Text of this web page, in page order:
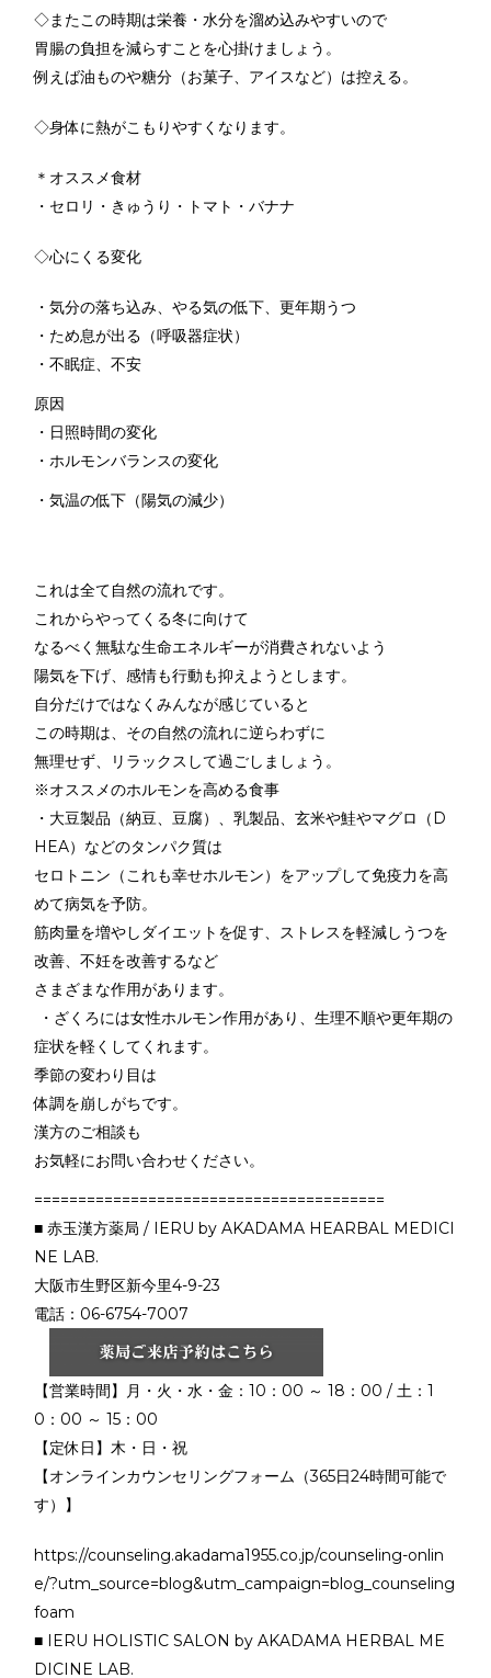
◇またこの時期は栄養・水分を溜め込みやすいので
胃腸の負担を減らすことを心掛けましょう。
例えば油ものや糖分（お菓子、アイスなど）は控える。
◇身体に熱がこもりやすくなります。
＊オススメ食材
・セロリ・きゅうり・トマト・バナナ
◇心にくる変化
・気分の落ち込み、やる気の低下、更年期うつ
・ため息が出る（呼吸器症状）
・不眠症、不安
原因
・日照時間の変化
・ホルモンバランスの変化
・気温の低下（陽気の減少）
これは全て自然の流れです。
これからやってくる冬に向けて
なるべく無駄な生命エネルギーが消費されないよう
陽気を下げ、感情も行動も抑えようとします。
自分だけではなくみんなが感じていると
この時期は、その自然の流れに逆らわずに
無理せず、リラックスして過ごしましょう。
※オススメのホルモンを高める食事
・大豆製品（納豆、豆腐）、乳製品、玄米や鮭やマグロ（D
HEA）などのタンパク質は
セロトニン（これも幸せホルモン）をアップして免疫力を高
めて病気を予防。
筋肉量を増やしダイエットを促す、ストレスを軽減しうつを
改善、不妊を改善するなど
さまざまな作用があります。
・ざくろには女性ホルモン作用があり、生理不順や更年期の
症状を軽くしてくれます。
季節の変わり目は
体調を崩しがちです。
漢方のご相談も
お気軽にお問い合わせください。
========================================
■ 赤玉漢方薬局 / IERU by AKADAMA HEARBAL MEDICI
NE LAB.
大阪市生野区新今里4-9-23
電話：06-6754-7007
【営業時間】月・火・水・金：10：00 ～ 18：00 / 土：1
0：00 ～ 15：00
【定休日】木・日・祝
【オンラインカウンセリングフォーム（365日24時間可能で
す）】
https://counseling.akadama1955.co.jp/counseling-onlin
e/?utm_source=blog&utm_campaign=blog_counseling
foam
■ IERU HOLISTIC SALON by AKADAMA HERBAL ME
DICINE LAB.